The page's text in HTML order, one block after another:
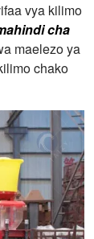
vya kilimo
cha
maelezo ya
chako